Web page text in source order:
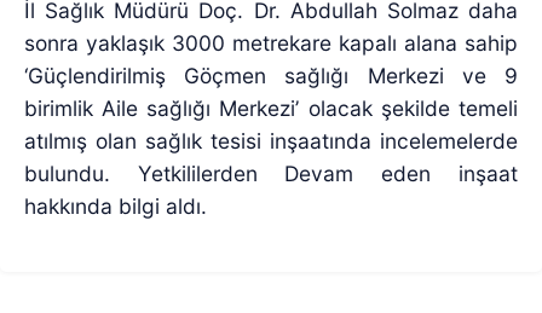
İl Sağlık Müdürü Doç. Dr. Abdullah Solmaz daha
sonra yaklaşık 3000 metrekare kapalı alana sahip
‘Güçlendirilmiş Göçmen sağlığı Merkezi ve 9
birimlik Aile sağlığı Merkezi’ olacak şekilde temeli
atılmış olan sağlık tesisi inşaatında incelemelerde
bulundu. Yetkililerden Devam eden inşaat
hakkında bilgi aldı.